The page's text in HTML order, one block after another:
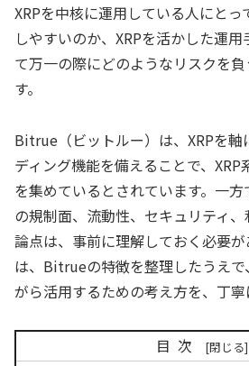
XRPを中核に運用している人にとっ
しやすいのか、XRPを活かした運
て万一の際にどのようなリスクを
す。
Bitrue（ビットルー）は、XRPを軸
ディング機能を備えることで、
を集めているとされています。一
の規制面、流動性、セキュリティ
論点は、事前に理解しておく必要
は、Bitrueの特徴を整理したうえ
がら活用するための考え方を、丁寧
目次